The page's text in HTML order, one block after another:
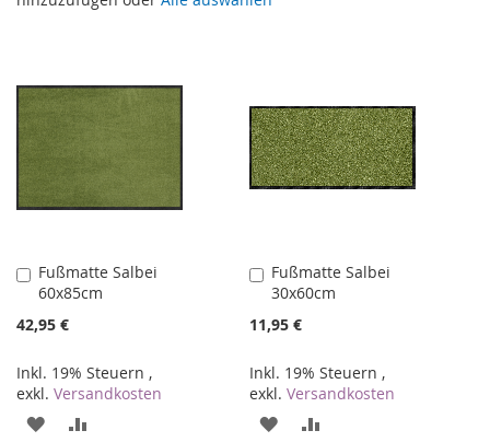
Fußmatte Salbei
60x85cm
42,95 €
Inkl. 19% Steuern ,
exkl. Versandkosten
In
den
Warenkorb
ZUR
Fußmatte Salbei
30x60cm
11,95 €
Inkl. 19% Steuern ,
exkl.Versandkosten
In
den
Warenkorb
ZUR